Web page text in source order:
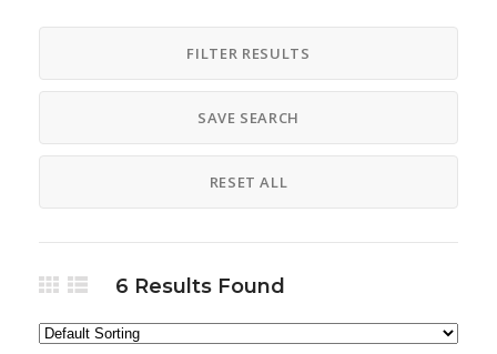
Clothing
Club
Coffee
Culture
Designer
Digital
Drinks
Exhibitions
Fashion
Field trips
FILTER RESULTS
SAVE SEARCH
RESET ALL
6 Results Found